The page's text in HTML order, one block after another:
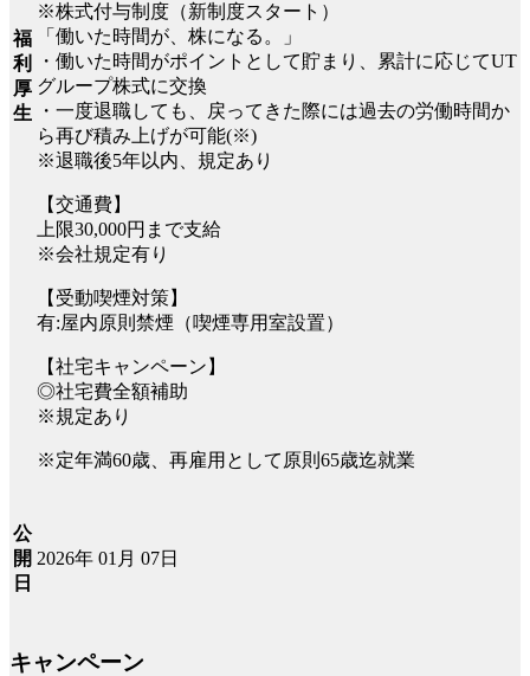
福
利
厚
生
※株式付与制度（新制度スタート）
「働いた時間が、株になる。」
・働いた時間がポイントとして貯まり、累計に応じてUT
グループ株式に交換
・一度退職しても、戻ってきた際には過去の労働時間か
ら再び積み上げが可能(※)
※退職後5年以内、規定あり
【交通費】
上限30,000円まで支給
※会社規定有り
【受動喫煙対策】
有:屋内原則禁煙（喫煙専用室設置）
【社宅キャンペーン】
◎社宅費全額補助
※規定あり
※定年満60歳、再雇用として原則65歳迄就業
公
開
日
2026年 01月 07日
キャンペーン